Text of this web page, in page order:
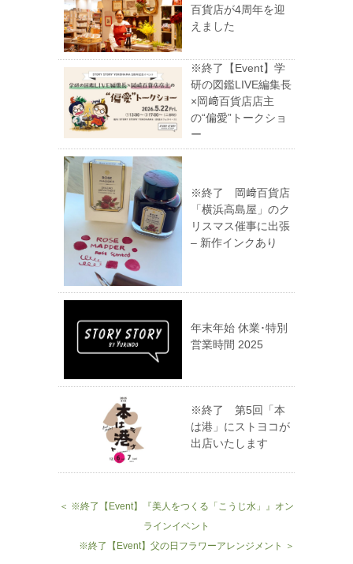
百貨店が4周年を迎
えました
※終了【Event】学
研の図鑑LIVE編集長
×岡﨑百貨店店主
の“偏愛”トークショ
ー
※終了 岡﨑百貨店
「横浜高島屋」のク
リスマス催事に出張
– 新作インクあり
年末年始 休業･特別
営業時間 2025
※終了 第5回「本
は港」にストヨコが
出店いたします
＜ ※終了【Event】『美人をつくる「こうじ水」』オン
ラインイベント
※終了【Event】父の日フラワーアレンジメント ＞